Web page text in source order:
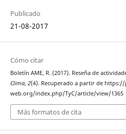
Publicado
21-08-2017
Cómo citar
Boletín AME, R. (2017). Reseña de
Clima, 2(4). Recuperado a partir de
web.org/index.php/TyC/article/view/1365
Más formatos de cita